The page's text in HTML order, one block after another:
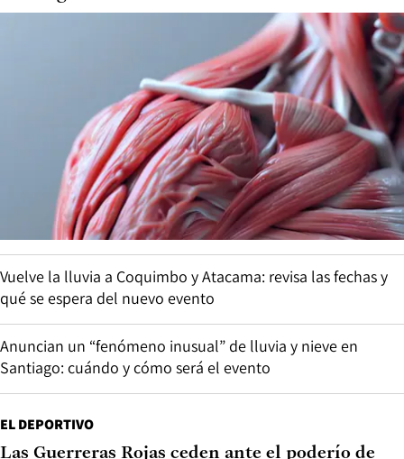
Vuelve la lluvia a Coquimbo y Atacama: revisa las fechas y
qué se espera del nuevo evento
Anuncian un “fenómeno inusual” de lluvia y nieve en
Santiago: cuándo y cómo será el evento
EL DEPORTIVO
Las Guerreras Rojas ceden ante el poderío de